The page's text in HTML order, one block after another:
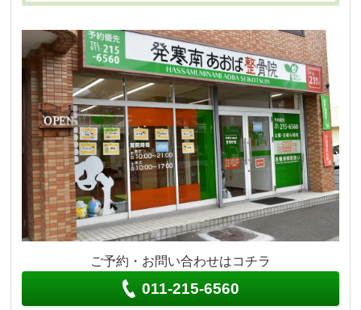
ご予約・お問い合わせはコチラ
011-215-6560